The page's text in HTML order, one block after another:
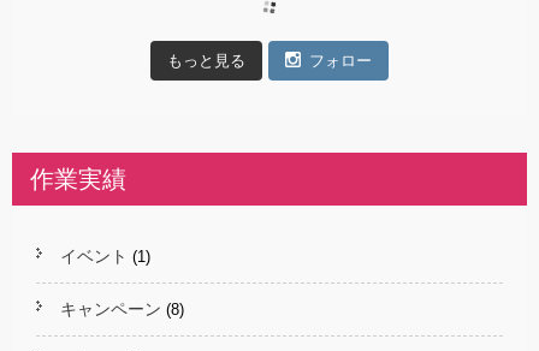
もっと見る フォロー
作業実績
イベント (1)
キャンペーン (8)